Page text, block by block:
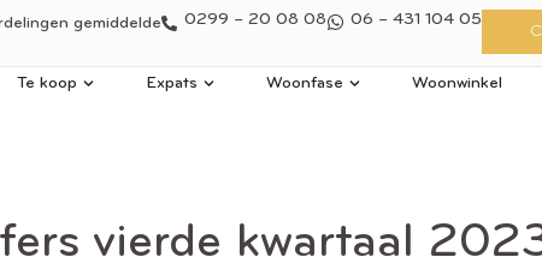
gemiddelde 0299 – 20 08 08 06 – 431 104 05
Te koop Expats Woonfase Woonwinkel
vierde kwartaal